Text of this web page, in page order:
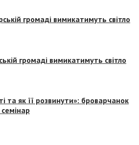
громаді вимикатимуть світло
громаді вимикатимуть світло
та як її розвинути»: броварчанок